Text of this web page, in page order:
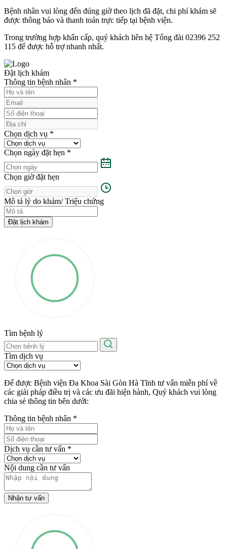
Bệnh nhân vui lòng đến đúng giờ theo lịch đã đặt, chi phí khám sẽ
được thông báo và thanh toán trực tiếp tại bệnh viện.
Trong trường hợp khẩn cấp, quý khách liên hệ Tổng đài 02396 252
115 để được hỗ trợ nhanh nhất.
Đặt lịch khám
Thông tin bệnh nhân *
Chọn dịch vụ *
Chọn ngày đặt hẹn *
Chọn giờ đặt hẹn
Mô tả lý do khám/ Triệu chứng
Đặt lịch khám
Tìm bệnh lý
Tìm dịch vụ
Để được Bệnh viện Đa Khoa Sài Gòn Hà Tĩnh tư vấn miễn phí về
các giải pháp điều trị và các ưu đãi hiện hành, Quý khách vui lòng
chia sẻ thông tin bên dưới:
Thông tin bệnh nhân *
Dịch vụ cần tư vấn *
Nội dung cần tư vấn
Nhận tư vấn